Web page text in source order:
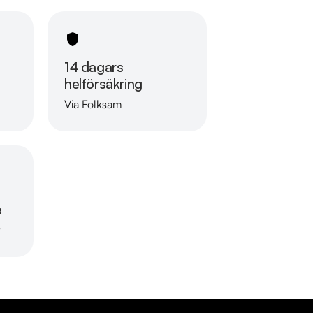
14 dagars
helförsäkring
Via Folksam